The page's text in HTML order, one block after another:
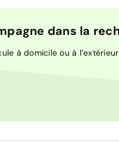
dans la
à domicile ou à